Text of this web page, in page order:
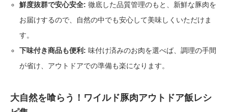
鮮度抜群で安心安全: 徹底した品質管理のもと、新鮮な豚肉を
お届けするので、自然の中でも安心して美味しくいただけま
す。
下味付き商品も便利: 味付け済みのお肉を選べば、調理の手間
が省け、アウトドアでの準備も楽になります。
大自然を喰らう！ワイルド豚肉アウトドア飯レシ